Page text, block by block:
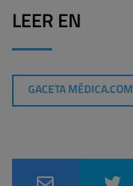
LEER EN
GACETA MÉDICA.COM